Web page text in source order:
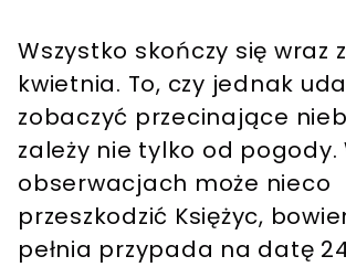
Wszystko skończy się wraz
kwietnia. To, czy jednak
zobaczyć przecinające
zależy nie tylko od pogody.
obserwacjach może nieco
przeszkodzić Księżyc,
pełnia przypada na datę